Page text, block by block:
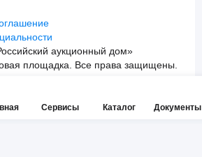
Сервисы Каталог Документы
аукционный дом»
площадка. Все права защищены.